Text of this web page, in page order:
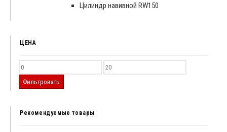
Цилиндр навивной RW150
ЦЕНА
Фильтровать
Рекомендуемые товары